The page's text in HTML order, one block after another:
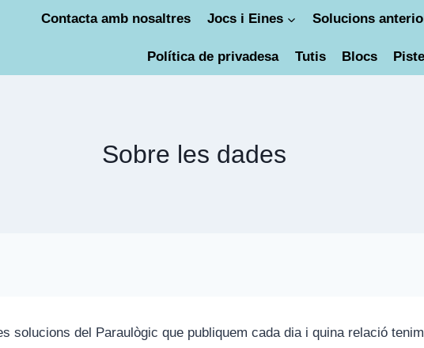
Contacta amb nosaltres Jocs i Eines Solucions
Política de privadesa Tutis Blocs
Sobre les dades
solucions del Paraulògic que publiquem cada dia i quina relació